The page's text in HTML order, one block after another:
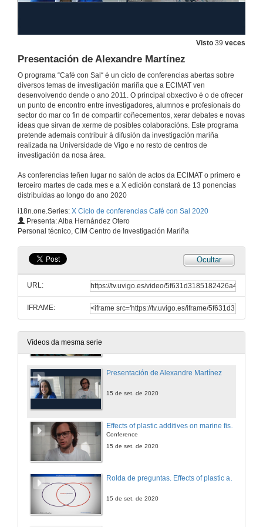
Visto 39 veces
Presentación de Alexandre Martínez
O programa “Café con Sal“ é un ciclo de conferencias abertas sobre
diversos temas de investigación mariña que a ECIMAT ven
desenvolvendo dende o ano 2011. O principal obxectivo é o de ofrecer
un punto de encontro entre investigadores, alumnos e profesionais do
sector do mar co fin de compartir coñecementos, xerar debates e novas
ideas que sirvan de xerme de posibles colaboracións. Este programa
pretende ademais contribuír á difusión da investigación mariña
realizada na Universidade de Vigo e no resto de centros de
investigación da nosa área.
As conferencias teñen lugar no salón de actos da ECIMAT o primero e
terceiro martes de cada mes e a X edición constará de 13 ponencias
distribuídas ao longo do ano 2020
i18n.one.Series: X Ciclo de conferencias Café con Sal 2020
Presenta: Alba Hernández Otero
Personal técnico, CIM Centro de Investigación Mariña
Ocultar
URL:
IFRAME:
Vídeos da mesma serie
Questions. Understanding community dynamics between species and habitats: Two projects – one goal
15 de out. de 2020
Biparental inheritance of mtDNA in humans: what can research on marine mussels tell us?
Proxecto PID2019-106700RB-I00 financiado por MICIU/AEI/10.13039/501100011033
15 de out. de 2020
15 de out. de 2020
Presentación de Pablo Sánchez
22 de set. de 2020
Criando peixes no mar: que sucede cando se escapan?
Conferencia
22 de set. de 2020
Rolda de preguntas. Criando peixes no mar: que sucede cando se escapan?
Presentación de Alexandre Martínez
15 de set. de 2020
Conference
15 de set. de 2020
Rolda de preguntas. Effects of plastic additives on marine fish, a proteomic approach
15 de set. de 2020